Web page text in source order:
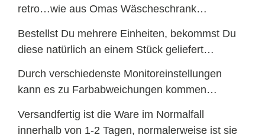
retro…wie aus Omas Wäscheschrank…
Bestellst Du mehrere Einheiten, bekommst Du
diese natürlich an einem Stück geliefert…
Durch verschiedenste Monitoreinstellungen
kann es zu Farbabweichungen kommen…
Versandfertig ist die Ware im Normalfall
innerhalb von 1-2 Tagen, normalerweise ist sie